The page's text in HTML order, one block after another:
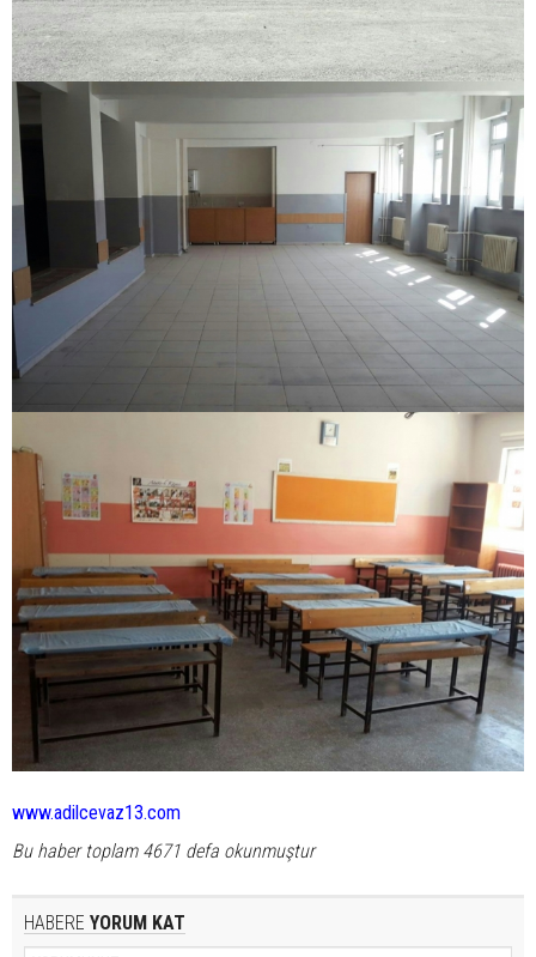
www.adilcevaz13.com
Bu haber toplam 4671 defa okunmuştur
HABERE YORUM KAT